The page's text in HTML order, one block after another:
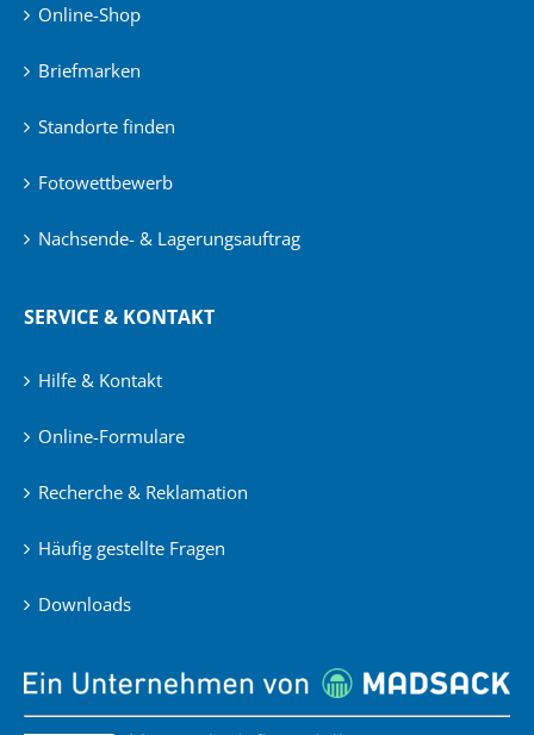
Online-Shop
Briefmarken
Standorte finden
Fotowettbewerb
Nachsende- & Lagerungsauftrag
SERVICE & KONTAKT
Hilfe & Kontakt
Online-Formulare
Recherche & Reklamation
Häufig gestellte Fragen
Downloads